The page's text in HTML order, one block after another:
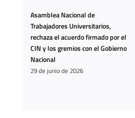
Asamblea Nacional de
Trabajadores Universitarios,
rechaza el acuerdo firmado por el
CIN y los gremios con el Gobierno
Nacional
29 de junio de 2026